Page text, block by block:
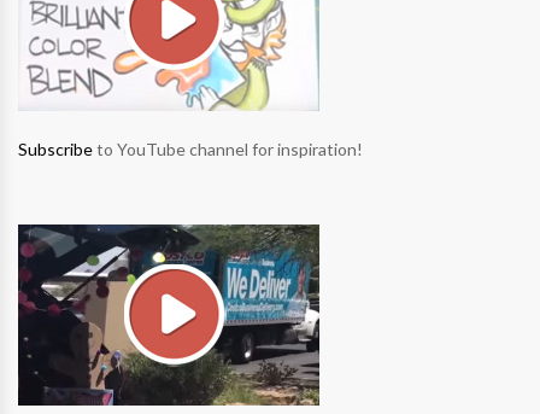
Subscribeto YouTube channel for inspiration!